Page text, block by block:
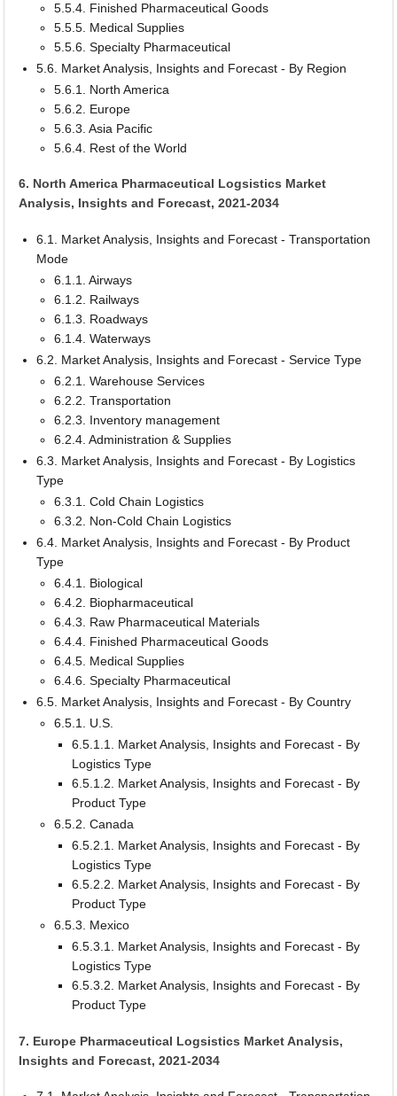
5.5.4. Finished Pharmaceutical Goods
5.5.5. Medical Supplies
5.5.6. Specialty Pharmaceutical
5.6. Market Analysis, Insights and Forecast - By Region
5.6.1. North America
5.6.2. Europe
5.6.3. Asia Pacific
5.6.4. Rest of the World
6. North America Pharmaceutical Logsistics Market
Analysis, Insights and Forecast, 2021-2034
6.1. Market Analysis, Insights and Forecast - Transportation
Mode
6.1.1. Airways
6.1.2. Railways
6.1.3. Roadways
6.1.4. Waterways
6.2. Market Analysis, Insights and Forecast - Service Type
6.2.1. Warehouse Services
6.2.2. Transportation
6.2.3. Inventory management
6.2.4. Administration & Supplies
6.3. Market Analysis, Insights and Forecast - By Logistics
Type
6.3.1. Cold Chain Logistics
6.3.2. Non-Cold Chain Logistics
6.4. Market Analysis, Insights and Forecast - By Product
Type
6.4.1. Biological
6.4.2. Biopharmaceutical
6.4.3. Raw Pharmaceutical Materials
6.4.4. Finished Pharmaceutical Goods
6.4.5. Medical Supplies
6.4.6. Specialty Pharmaceutical
6.5. Market Analysis, Insights and Forecast - By Country
6.5.1. U.S.
6.5.1.1. Market Analysis, Insights and Forecast - By
Logistics Type
6.5.1.2. Market Analysis, Insights and Forecast - By
Product Type
6.5.2. Canada
6.5.2.1. Market Analysis, Insights and Forecast - By
Logistics Type
6.5.2.2. Market Analysis, Insights and Forecast - By
Product Type
6.5.3. Mexico
6.5.3.1. Market Analysis, Insights and Forecast - By
Logistics Type
6.5.3.2. Market Analysis, Insights and Forecast - By
Product Type
7. Europe Pharmaceutical Logsistics Market Analysis,
Insights and Forecast, 2021-2034